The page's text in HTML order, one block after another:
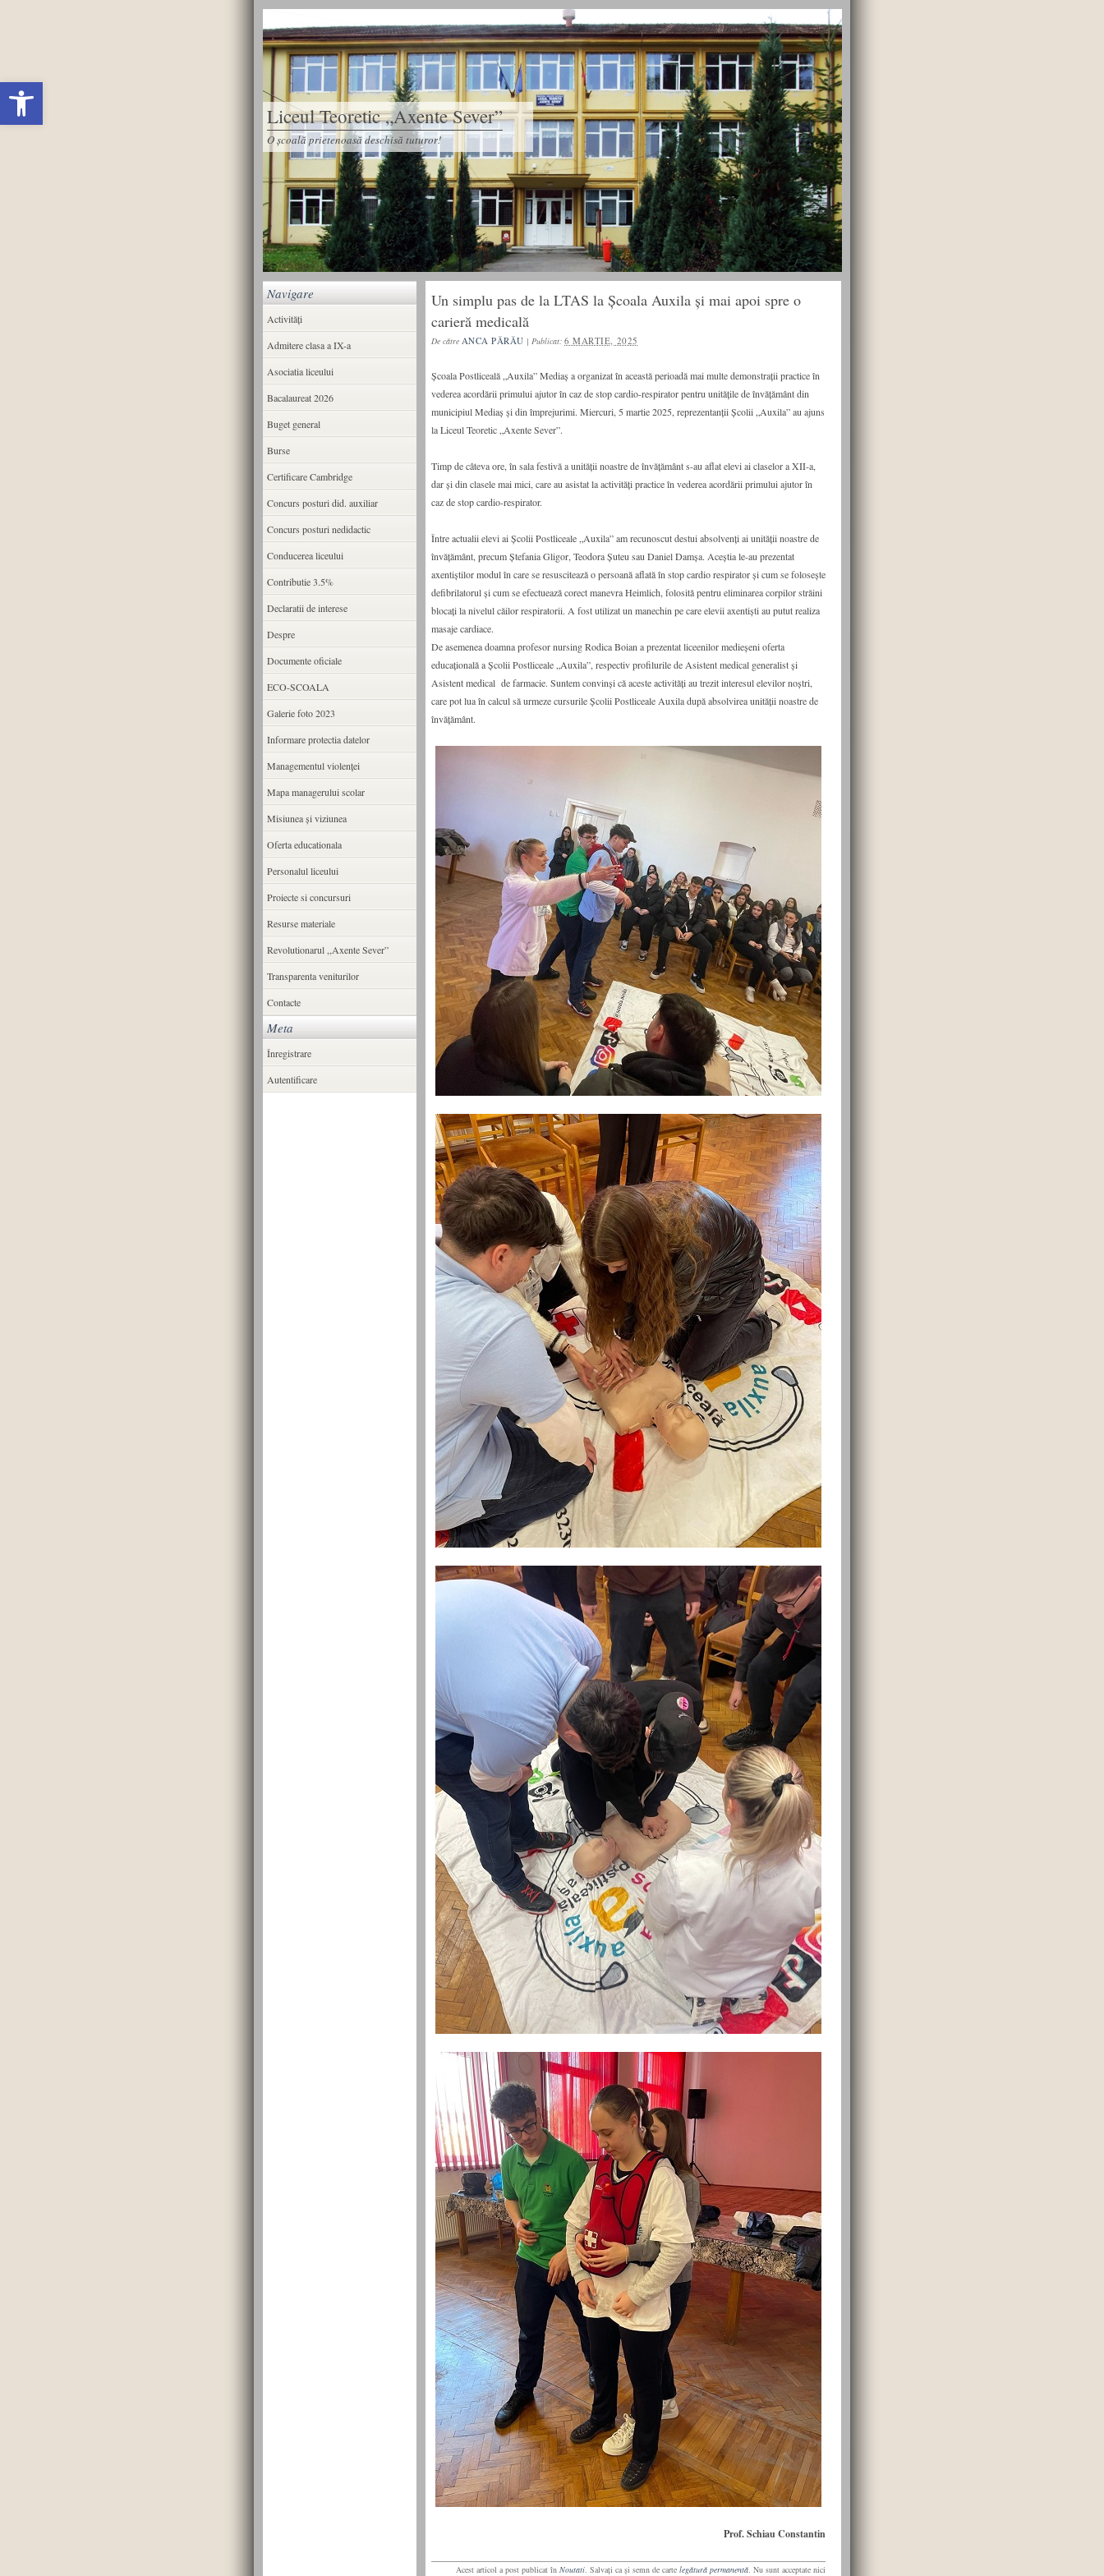
Deschide bara de unelte
Liceul Teoretic „Axente Sever”
O școală prietenoasă deschisă tuturor!
Un simplu pas de la LTAS la Școala Auxila și mai apoi spre o
carieră medicală
De către ANCA PĂRĂU | Publicat: 6 MARTIE, 2025
Școala Postliceală „Auxila” Mediaș a organizat în această perioadă mai multe demonstrații practice în
vederea acordării primului ajutor în caz de stop cardio-respirator pentru unitățile de învățământ din
municipiul Mediaș și din împrejurimi. Miercuri, 5 martie 2025, reprezentanții Școlii „Auxila” au ajuns
la Liceul Teoretic „Axente Sever”.
Timp de câteva ore, în sala festivă a unității noastre de învățământ s-au aflat elevi ai claselor a XII-a,
dar și din clasele mai mici, care au asistat la activități practice în vederea acordării primului ajutor în
caz de stop cardio-respirator.
Între actualii elevi ai Școlii Postliceale „Auxila” am recunoscut destui absolvenți ai unității noastre de
învățământ, precum Ștefania Gligor, Teodora Șuteu sau Daniel Damșa. Aceștia le-au prezentat
axentiștilor modul în care se resuscitează o persoană aflată în stop cardio respirator și cum se folosește
defibrilatorul și cum se efectuează corect manevra Heimlich, folosită pentru eliminarea corpilor străini
blocați la nivelul căilor respiratorii. A fost utilizat un manechin pe care elevii axentiști au putut realiza
masaje cardiace.
De asemenea doamna profesor nursing Rodica Boian a prezentat liceenilor medieșeni oferta
educațională a Școlii Postliceale „Auxila”, respectiv profilurile de Asistent medical generalist și
Asistent medical de farmacie. Suntem convinși că aceste activități au trezit interesul elevilor noștri,
care pot lua în calcul să urmeze cursurile Școlii Postliceale Auxila după absolvirea unității noastre de
învățământ.
Prof. Schiau Constantin
Acest articol a post publicat în Noutati. Salvaţi ca şi semn de carte legătură permanentă. Nu sunt acceptate nici
Navigare
Activități
Admitere clasa a IX-a
Asociatia liceului
Bacalaureat 2026
Buget general
Burse
Certificare Cambridge
Concurs posturi did. auxiliar
Concurs posturi nedidactic
Conducerea liceului
Contributie 3.5%
Declaratii de interese
Despre
Documente oficiale
ECO-SCOALA
Galerie foto 2023
Informare protectia datelor
Managementul violenței
Mapa managerului scolar
Misiunea şi viziunea
Oferta educationala
Personalul liceului
Proiecte si concursuri
Resurse materiale
Revolutionarul ,,Axente Sever”
Transparenta veniturilor
Contacte
Meta
Înregistrare
Autentificare